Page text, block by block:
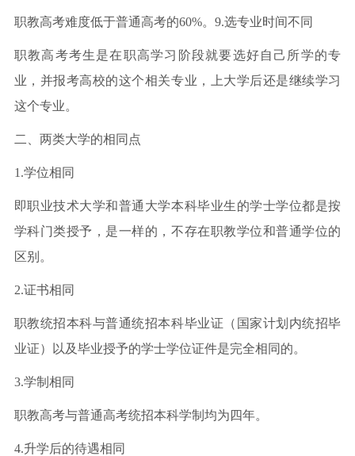
职教高考难度低于普通高考的60%。9.选专业时间不同
职教高考考生是在职高学习阶段就要选好自己所学的专
业，并报考高校的这个相关专业，上大学后还是继续学习
这个专业。
二、两类大学的相同点
1.学位相同
即职业技术大学和普通大学本科毕业生的学士学位都是按
学科门类授予，是一样的，不存在职教学位和普通学位的
区别。
2.证书相同
职教统招本科与普通统招本科毕业证（国家计划内统招毕
业证）以及毕业授予的学士学位证件是完全相同的。
3.学制相同
职教高考与普通高考统招本科学制均为四年。
4.升学后的待遇相同